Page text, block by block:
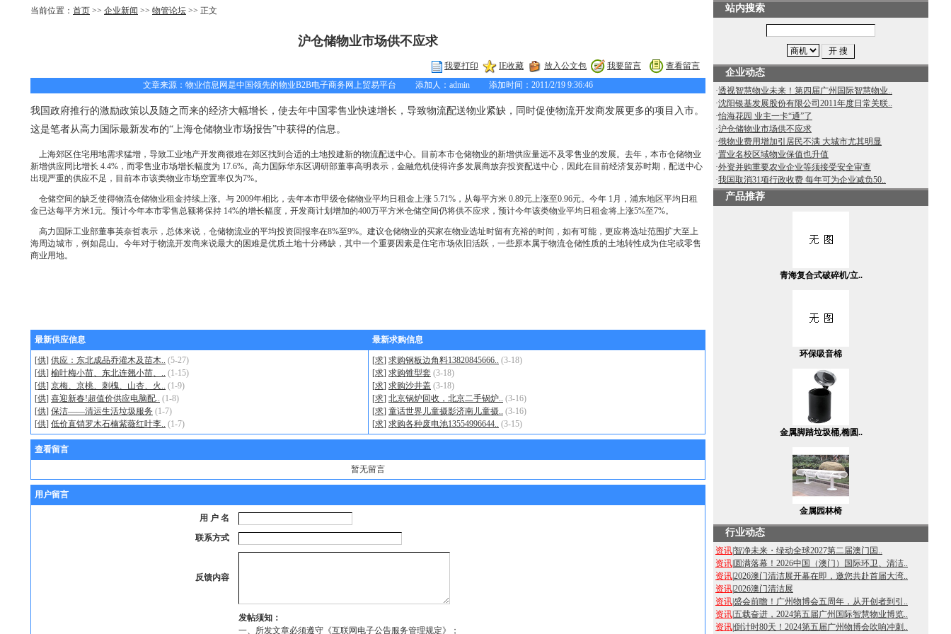
当前位置： 首页 >> 企业新闻 >> 物管论坛 >> 正文
沪仓储物业市场供不应求
我要打印 IE收藏 放入公文包 我要留言
查看留言
文章来源：物业信息网是中国领先的物业B2B电子商务网上贸易平台 添加人：admin 添加时间：2011/2/19 9:36:46
我国政府推行的激励政策以及随之而来的经济大幅增长，使去年中国零售业快速增长，导致物流配送物业紧缺，同时促使物流开发商发展更多的项目入市。
这是笔者从高力国际最新发布的“上海仓储物业市场报告”中获得的信息。
上海郊区住宅用地需求猛增，导致工业地产开发商很难在郊区找到合适的土地投建新的物流配送中心。目前本市仓储物业的新增供应量远不及零售业的发展。去年，本市仓储物业
新增供应同比增长 4.4%，而零售业市场增长幅度为 17.6%。高力国际华东区调研部董事高明表示，金融危机使得许多发展商放弃投资配送中心，因此在目前经济复苏时期，配送中心
出现严重的供应不足，目前本市该类物业市场空置率仅为7%。
仓储空间的缺乏使得物流仓储物业租金持续上涨。与 2009年相比，去年本市甲级仓储物业平均日租金上涨 5.71%，从每平方米 0.89元上涨至0.96元。今年 1月，浦东地区平均日租
金已达每平方米1元。预计今年本市零售总额将保持 14%的增长幅度，开发商计划增加的400万平方米仓储空间仍将供不应求，预计今年该类物业平均日租金将上涨5%至7%。
高力国际工业部董事英奈哲表示，总体来说，仓储物流业的平均投资回报率在8%至9%。建议仓储物业的买家在物业选址时留有充裕的时间，如有可能，更应将选址范围扩大至上
海周边城市，例如昆山。今年对于物流开发商来说最大的困难是优质土地十分稀缺，其中一个重要因素是住宅市场依旧活跃，一些原本属于物流仓储性质的土地转性成为住宅或零售
商业用地。
最新供应信息 最新求购信息
[供] 供应：东北成品乔灌木及苗木.. (5-27)
[供] 榆叶梅小苗、东北连翘小苗、.. (1-15)
[供] 京梅、京桃、刺槐、山杏、火.. (1-9)
[供] 喜迎新春!超值价供应电脑配.. (1-8)
[供] 保洁——清运生活垃圾服务 (1-7)
[供] 低价直销罗木石楠紫薇红叶李.. (1-7)
[求] 求购钢板边角料13820845666.. (3-18)
[求] 求购锥型套 (3-18)
[求] 求购沙井盖 (3-18)
[求] 北京锅炉回收，北京二手锅炉.. (3-16)
[求] 童话世界儿童摄影济南儿童摄.. (3-16)
[求] 求购各种废电池13554996644.. (3-15)
查看留言
暂无留言
用户留言
用 户 名
联系方式
反馈内容
发帖须知：
一、所发文章必须遵守《互联网电子公告服务管理规定》；
站内搜索
企业动态
·透视智慧物业未来！第四届广州国际智慧物业..
·沈阳银基发展股份有限公司2011年度日常关联..
·怡海花园 业主一卡“通”了
·沪仓储物业市场供不应求
·俄物业费用增加引居民不满 大城市尤其明显
·置业名校区域物业保值也升值
·外资并购重要农业企业等须接受安全审查
·我国取消31项行政收费 每年可为企业减负50..
产品推荐
青海复合式破碎机/立..
环保吸音棉
金属脚踏垃圾桶,椭圆..
金属园林椅
行业动态
资讯智净未来・绿动全球2027第二届澳门国..
资讯 圆满落幕！2026中国（澳门）国际环卫、清洁..
资讯2026澳门清洁展开幕在即，邀您共赴首届大湾..
资讯2026澳门清洁展
资讯盛会前瞻！广州物博会五周年，从开创者到引..
资讯五载奋进，2024第五届广州国际智慧物业博览..
资讯倒计时80天！2024第五届广州物博会吹响冲刺..